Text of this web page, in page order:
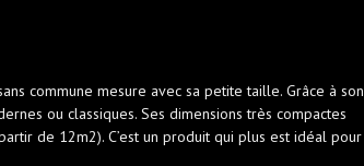
commune mesure avec sa petite taille. Grâce à son
ou classiques. Ses dimensions très compactes
de 12m2). C’est un produit qui plus est idéal pour